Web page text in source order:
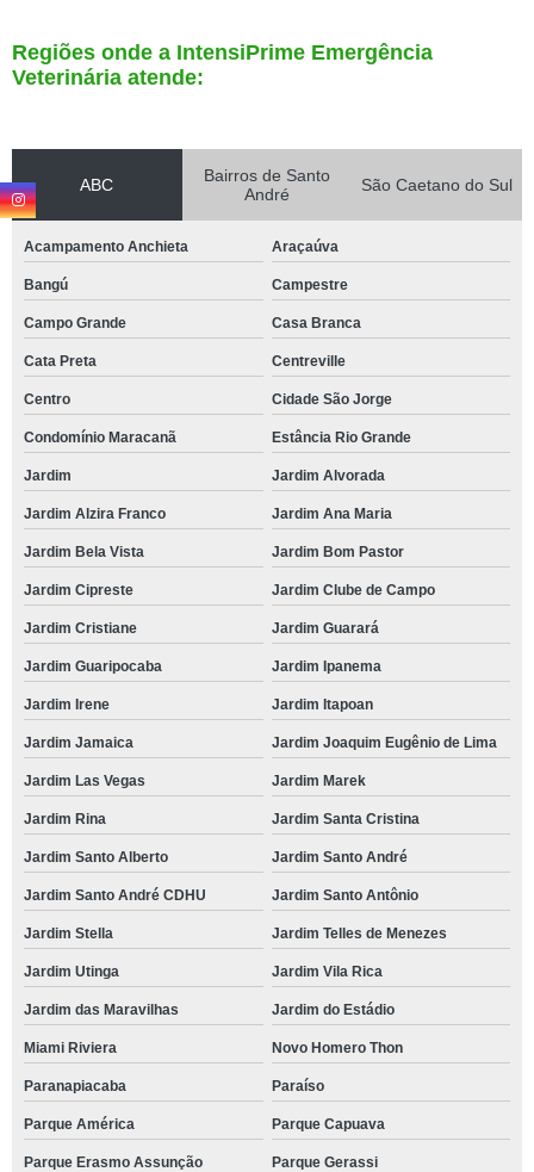
Regiões onde a IntensiPrime Emergência
Veterinária atende:
ABC
Bairros de Santo
André
São Caetano do Sul
Acampamento Anchieta Araçaúva
Bangú Campestre
Campo Grande Casa Branca
Cata Preta Centreville
Centro Cidade São Jorge
Condomínio Maracanã Estância Rio Grande
Jardim Jardim Alvorada
Jardim Alzira Franco Jardim Ana Maria
Jardim Bela Vista Jardim Bom Pastor
Jardim Cipreste Jardim Clube de Campo
Jardim Cristiane Jardim Guarará
Jardim Guaripocaba Jardim Ipanema
Jardim Irene Jardim Itapoan
Jardim Jamaica Jardim Joaquim Eugênio de Lima
Jardim Las Vegas Jardim Marek
Jardim Rina Jardim Santa Cristina
Jardim Santo Alberto Jardim Santo André
Jardim Santo André CDHU Jardim Santo Antônio
Jardim Stella Jardim Telles de Menezes
Jardim Utinga Jardim Vila Rica
Jardim das Maravilhas Jardim do Estádio
Miami Riviera Novo Homero Thon
Paranapiacaba Paraíso
Parque América Parque Capuava
Parque Erasmo Assunção Parque Gerassi